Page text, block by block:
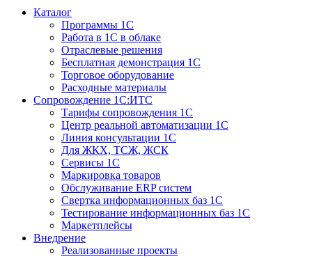
Каталог
Программы 1С
Работа в 1С в облаке
Отраслевые решения
Бесплатная демонстрация 1С
Торговое оборудование
Расходные материалы
Сопровождение 1С:ИТС
Тарифы сопровождения 1С
Центр реальной автоматизации 1С
Линия консультации 1С
Для ЖКХ, ТСЖ, ЖСК
Сервисы 1С
Маркировка товаров
Обслуживание ERP систем
Свертка информационных баз 1С
Тестирование информационных баз 1С
Маркетплейсы
Внедрение
Реализованные проекты